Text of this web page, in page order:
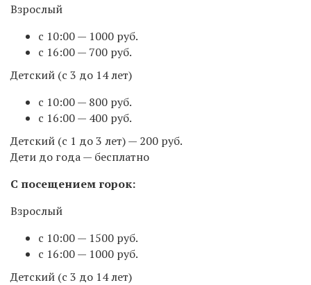
Взрослый
с 10:00 — 1000 руб.
с 16:00 — 700 руб⁣.
Детский (с 3 до 14 лет)
с 10:00 — 800 руб⁣⁣.
с 16:00 — 400 руб.
Детский (с 1 до 3 лет) — 200 руб.
Дети до года — бесплатно
С посещением горок:
Взрослый
с 10:00 — 1500 руб.⠀⁣⁣⠀⁣⁣
с 16:00 — 1000 руб.
Детский (с 3 до 14 лет)